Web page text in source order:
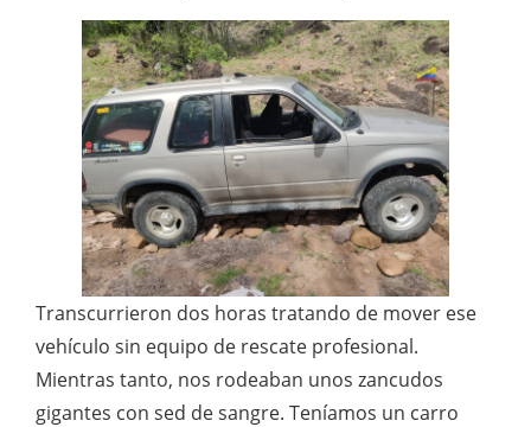
Transcurrieron dos horas tratando de mover ese
vehículo sin equipo de rescate profesional.
Mientras tanto, nos rodeaban unos zancudos
gigantes con sed de sangre. Teníamos un carro